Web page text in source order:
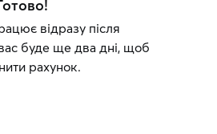
відразу після
буде ще два дні, щоб
рахунок.